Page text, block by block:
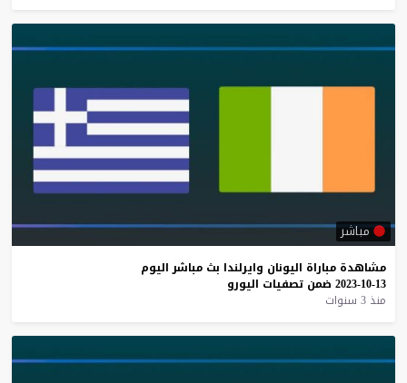
مباشر
مشاهدة مباراة اليونان وايرلندا بث مباشر اليوم
13-10-2023
ضمن تصفيات اليورو
منذ 3 سنوات